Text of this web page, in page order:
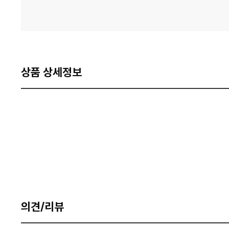
상품 상세정보
의견/리뷰